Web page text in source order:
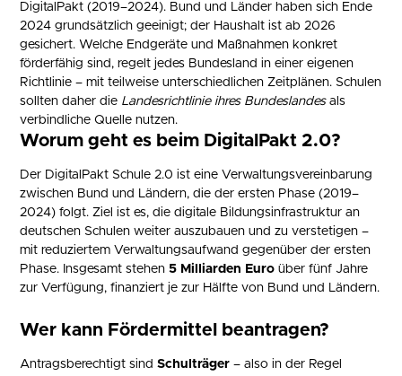
DigitalPakt (2019–2024). Bund und Länder haben sich Ende
2024 grundsätzlich geeinigt; der Haushalt ist ab 2026
gesichert. Welche Endgeräte und Maßnahmen konkret
förderfähig sind, regelt jedes Bundesland in einer eigenen
Richtlinie – mit teilweise unterschiedlichen Zeitplänen. Schulen
sollten daher die Landesrichtlinie ihres Bundeslandesals
verbindliche Quelle nutzen.
Worum geht es beim DigitalPakt 2.0?
Der DigitalPakt Schule 2.0 ist eine Verwaltungsvereinbarung
zwischen Bund und Ländern, die der ersten Phase (2019–
2024) folgt. Ziel ist es, die digitale Bildungsinfrastruktur an
deutschen Schulen weiter auszubauen und zu verstetigen –
mit reduziertem Verwaltungsaufwand gegenüber der ersten
Phase. Insgesamt stehen5 Milliarden Euro über fünf Jahre
zur Verfügung, finanziert je zur Hälfte von Bund und Ländern.
Wer kann Fördermittel beantragen?
Antragsberechtigt sindSchulträger – also in der Regel